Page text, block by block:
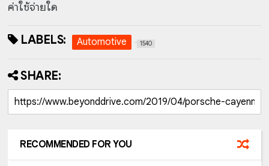
ค่าใช้จ่ายใด
LABELS: Automotive 1540
SHARE:
RECOMMENDED FOR YOU